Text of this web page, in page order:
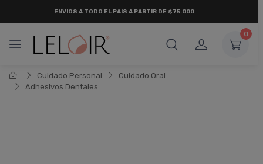
ENVÍOS A TODO EL PAÍS A PARTIR DE $75.000
0
Cuidado Personal
Cuidado Oral
Adhesivos Dentales